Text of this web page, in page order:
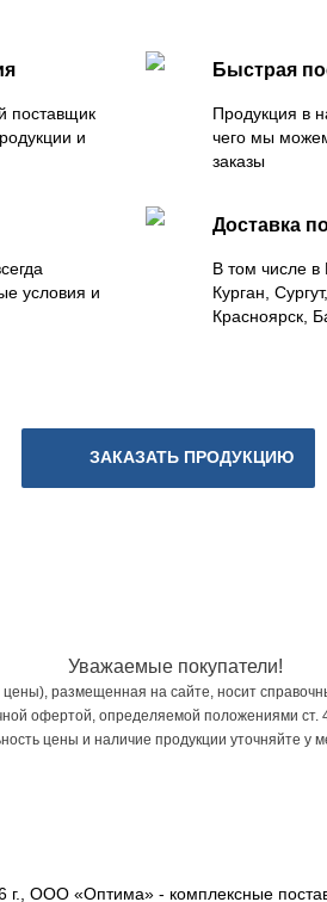
поставщик
и
Быстрая
Продукция в
чего мы
заказы
условия и
Доставка
В том числе
Курган,
Красноярск,
ЗАКАЗАТЬ ПРОДУКЦИЮ
Уважаемые покупатели!
размещенная на сайте, носит
офертой, определяемой положениями ст.
цены и наличие продукции уточняйте у
г., ООО «Оптима» - комплексные